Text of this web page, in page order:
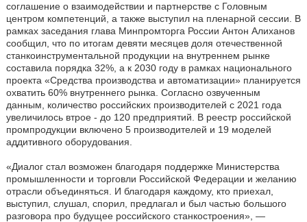
соглашение о взаимодействии и партнерстве с Головным
центром компетенций, а также выступил на пленарной сессии. В
рамках заседания глава Минпромторга России Антон Алиханов
сообщил, что по итогам девяти месяцев доля отечественной
станкоинструментальной продукции на внутреннем рынке
составила порядка 32%, а к 2030 году в рамках национального
проекта «Средства производства и автоматизации» планируется
охватить 60% внутреннего рынка. Согласно озвученным
данным, количество российских производителей с 2021 года
увеличилось втрое - до 120 предприятий. В реестр российской
промпродукции включено 5 производителей и 19 моделей
аддитивного оборудования.
«Диалог стал возможен благодаря поддержке Министерства
промышленности и торговли Российской Федерации и желанию
отрасли объединяться. И благодаря каждому, кто приехал,
выступил, слушал, спорил, предлагал и был частью большого
разговора про будущее российского станкостроения», —